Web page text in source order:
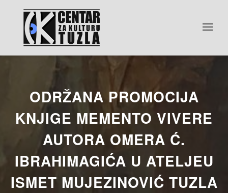
ODRŽANA PROMOCIJA
KNJIGE MEMENTO VIVERE
AUTORA OMERA Ć.
IBRAHIMAGIĆA U ATELJEU
ISMET MUJEZINOVIĆ TUZLA